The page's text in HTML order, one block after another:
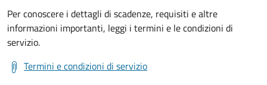
Per conoscere i dettagli di scadenze, requisiti e altre
informazioni importanti, leggi i termini e le condizioni di
servizio.
Termini e condizioni di servizio